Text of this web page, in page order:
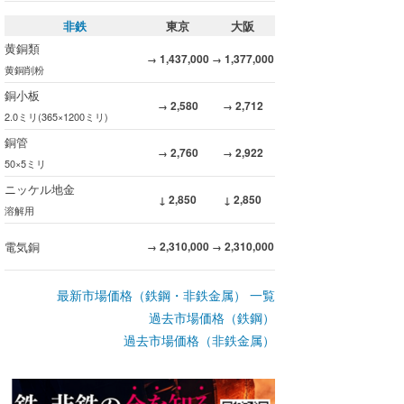
非鉄 東京
大阪
黄銅類
黄銅削粉
→ 1,437,000 → 1,377,000
銅小板
2.0ミリ(365×1200ミリ)
→ 2,580 → 2,712
銅管
50×5ミリ
→ 2,760 → 2,922
ニッケル地金
溶解用
↓ 2,850 ↓ 2,850
電気銅 → 2,310,000 → 2,310,000
最新市場価格（鉄鋼・非鉄金属） 一覧
過去市場価格（鉄鋼）
過去市場価格（非鉄金属）